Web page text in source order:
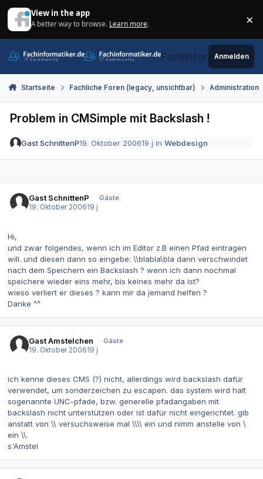
View in the app
A better way to browse. Learn more. ×
Fachinformatiker.de
Anmelden
Startseite Fachliche Foren (legacy, unsichtbar) Administration
Problem in CMSimple mit Backslash !
Gast SchnittenP19. Oktober 200619 j inWebdesign
Gast SchnittenP
Gäste
19. Oktober 200619 j
Hi,
und zwar folgendes, wenn ich im Editor z.B einen Pfad eintragen
will. und diesen dann so eingebe: \\blabla\bla dann verschwindet
nach dem Speichern ein Backslash ? wenn ich dann nochmal
speichere wieder eins mehr, bis keines mehr da ist?
wieso verliert er dieses ? kann mir da jemand helfen ?
Danke ^^
Gast Amstelchen
Gäste
19. Oktober 200619 j
ich kenne dieses CMS (?) nicht, allerdings wird backslash dafür
verwendet, um sonderzeichen zu escapen. das system wird halt
sogenannte UNC-pfade, bzw. generelle pfadangaben mit
backslash nicht unterstützen oder ist dafür nicht eingerichtet. gib
anstatt von \\ versuchsweise mal \\\\ ein und nimm anstelle von \
ein \\.
s'Amstel